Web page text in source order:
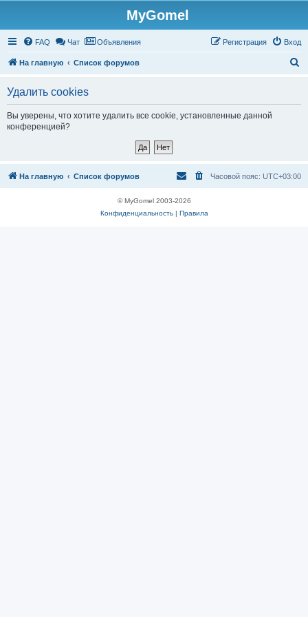
MyGomel
FAQ Чат Объявления Вход
Регистрация
На главную Список форумов
Удалить cookies
Вы уверены, что хотите удалить все cookie, установленные данной
конференцией?
На главную Список форумов Часовой пояс: UTC+03:00
© MyGomel 2003-2026
Конфиденциальность| Правила